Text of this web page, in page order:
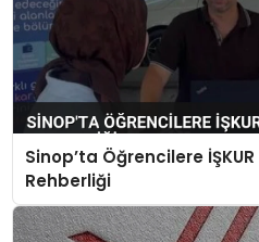
Sinop’ta Öğrencilere
Rehberliği